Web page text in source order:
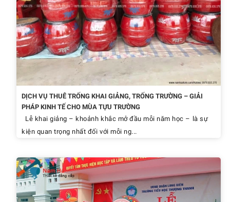
DỊCH VỤ THUÊ TRỐNG KHAI GIẢNG, TRỐNG TRƯỜNG – GIẢI
PHÁP KINH TẾ CHO MÙA TỰU TRƯỜNG
Lễ khai giảng – khoảnh khắc mở đầu mỗi năm học – là sự
kiện quan trọng nhất đối với mỗi ng...